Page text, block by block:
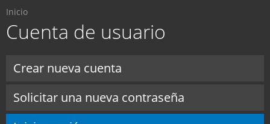
principal
Usted está aquí
Inicio
Cuenta de usuario
Crear nueva cuenta
Solicitar una nueva contraseña